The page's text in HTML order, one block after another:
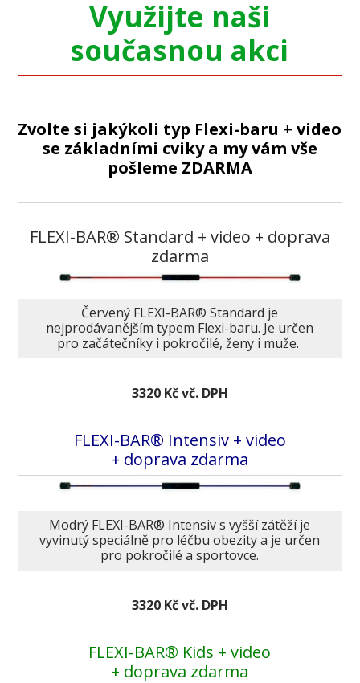
Využijte naši
současnou akci
Zvolte si jakýkoli typ Flexi-baru + video
se základními cviky a my vám vše
pošleme ZDARMA
FLEXI-BAR® Standard + video + doprava
zdarma
Červený FLEXI-BAR® Standard je
nejprodávanějším typem Flexi-baru. Je určen
pro začátečníky i pokročilé, ženy i muže.
3320 Kč vč. DPH
FLEXI-BAR® Intensiv + video
+ doprava zdarma
Modrý FLEXI-BAR® Intensiv s vyšší zátěží je
vyvinutý speciálně pro léčbu obezity a je určen
pro pokročilé a sportovce.
3320 Kč vč. DPH
FLEXI-BAR® Kids + video
+ doprava zdarma